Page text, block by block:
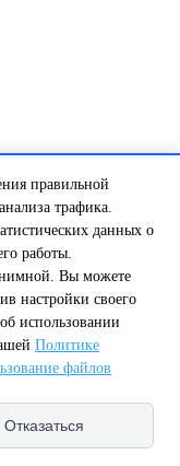
99-99-91
правильной
трафика.
данных о
работы.
Вы можете
настройки своего
использовании
Политике
файлов
Отказаться